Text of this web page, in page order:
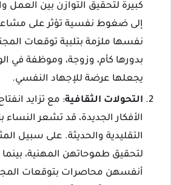
كبيرة لتحقيق التوازن بين العمل
إلى ضغوط نفسية تؤثر على
نفسها ملزمة بتلبية توقعات
بدورها كأم، وزوجة، وموظفة في
يجعلها عرضة للإجهاد النفسي.
التحولات الثقافية: مع تزايد
الأفكار الجديدة، قد تشعر النساء
التقليدية والحديثة. على سبيل
لتحقيق طموحاتهن المهنية، بينما
أنفسهن محاصرات بتوقعات